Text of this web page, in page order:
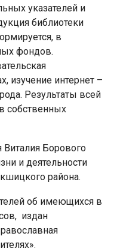
указателей и
библиотеки
в
фондов.
изучение интернет –
Результаты всей
собственных
Борового
и деятельности
района.
об имеющихся в
издан